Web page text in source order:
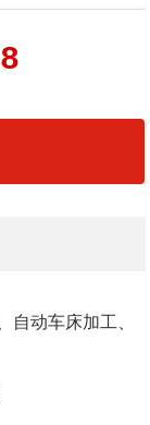
自动车床加工、